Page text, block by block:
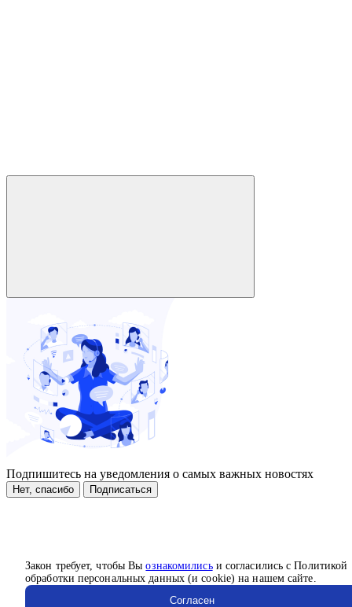
Закон требует, чтобы Выознакомилисьи согласились с Политикой
обработки персональных данных (и cookie) на нашем сайте.
Согласен
Подпишитесь на уведомления о самых важных новостях
Нет, спасибо Подписаться